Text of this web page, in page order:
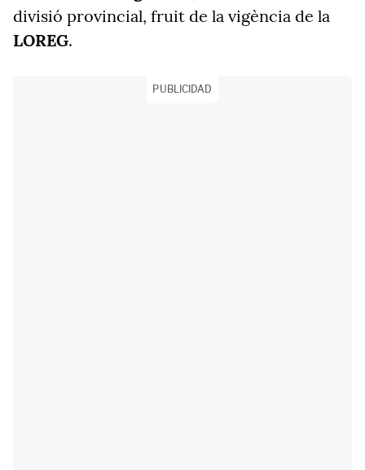
divisió provincial, fruit de la vigència de la
LOREG.
PUBLICIDAD